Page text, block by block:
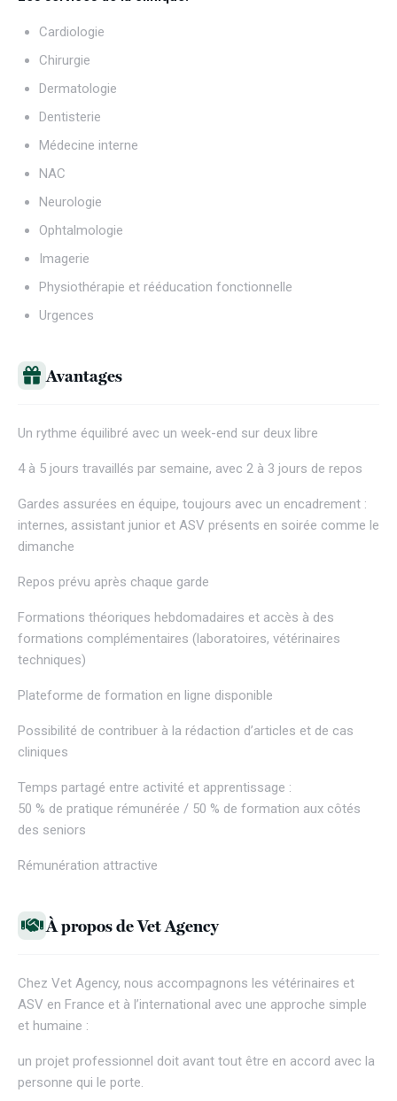
Cardiologie
Chirurgie
Dermatologie
Dentisterie
Médecine interne
NAC
Neurologie
Ophtalmologie
Imagerie
Physiothérapie et rééducation fonctionnelle
Urgences
Avantages
Un rythme équilibré avec un week-end sur deux libre
4 à 5 jours travaillés par semaine, avec 2 à 3 jours de repos
Gardes assurées en équipe, toujours avec un encadrement :
internes, assistant junior et ASV présents en soirée comme le
dimanche
Repos prévu après chaque garde
Formations théoriques hebdomadaires et accès à des
formations complémentaires (laboratoires, vétérinaires
techniques)
Plateforme de formation en ligne disponible
Possibilité de contribuer à la rédaction d’articles et de cas
cliniques
Temps partagé entre activité et apprentissage :
50 % de pratique rémunérée / 50 % de formation aux côtés
des seniors
Rémunération attractive
À propos de Vet Agency
Chez Vet Agency, nous accompagnons les vétérinaires et
ASV en France et à l’international avec une approche simple
et humaine :
un projet professionnel doit avant tout être en accord avec la
personne qui le porte.